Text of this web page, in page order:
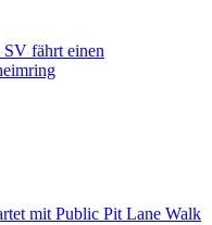
fährt einen
mit Public Pit Lane Walk